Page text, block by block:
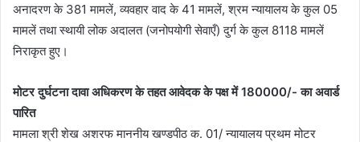
अनादरण के 381 मामलें, व्यवहार वाद के 41 मामलें, श्रम न्यायालय के कुल 05
मामलें तथा स्थायी लोक अदालत (जनोपयोगी सेवाएँ) दुर्ग के कुल 8118 मामलें
निराकृत हुए।
मोटर दुर्घटना दावा अधिकरण के तहत आवेदक के पक्ष में 180000/- का अवार्ड
पारित
मामला श्री शेख अशरफ माननीय खण्डपीठ क. 01/ न्यायालय प्रथम मोटर